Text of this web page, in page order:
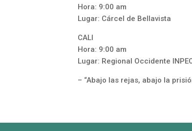
Hora: 9:00 am
Lugar: Cárcel de Bellavista
CALI
Hora: 9:00 am
Lugar: Regional Occidente
– “Abajo las rejas, abajo la